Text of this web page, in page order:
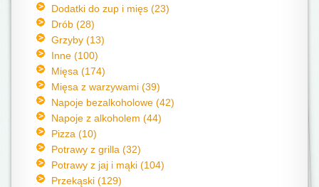
Dodatki do zup i mięs (23)
Drób (28)
Grzyby (13)
Inne (100)
Mięsa (174)
Mięsa z warzywami (39)
Napoje bezalkoholowe (42)
Napoje z alkoholem (44)
Pizza (10)
Potrawy z grilla (32)
Potrawy z jaj i mąki (104)
Przekąski (129)